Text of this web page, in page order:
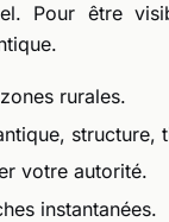
Pour être
rurales.
structure,
votre autorité.
instantanées.